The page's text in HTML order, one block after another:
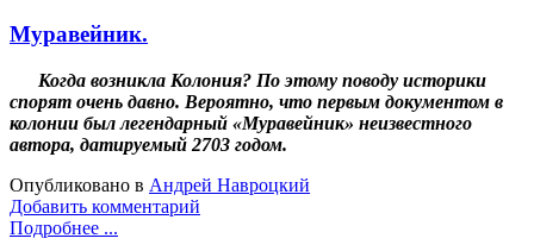
Муравейник.
Когда возникла Колония? По этому поводу историки
спорят очень давно. Вероятно, что первым документом в
колонии был легендарный «Муравейник» неизвестного
автора, датируемый 2703 годом.
Опубликовано в Андрей Навроцкий
Добавить комментарий
Подробнее ...